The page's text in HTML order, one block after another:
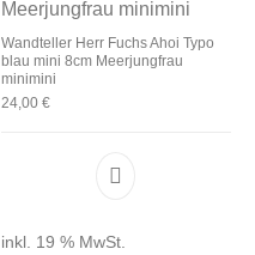
Wandteller Herr Fuchs Ahoi Typo
blau mini 8cm Meerjungfrau
minimini
24,00 €
inkl. 19 % MwSt.